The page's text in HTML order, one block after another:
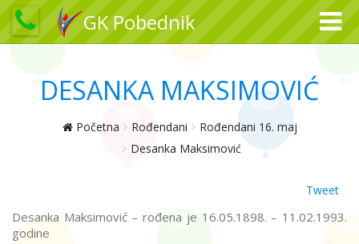
GK Pobednik
DESANKA MAKSIMOVIĆ
Početna Rođendani
Rođendani 16. maj
Desanka Maksimović
Tweet
Desanka Maksimović – rođena je 16.05.1898. – 11.02.1993.
godine